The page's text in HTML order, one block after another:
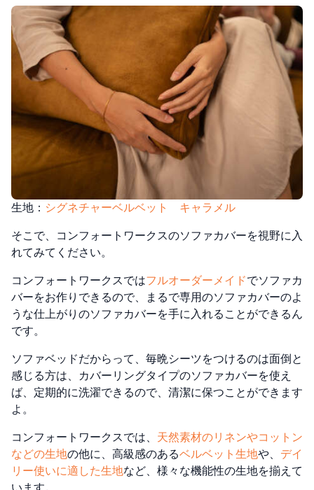
生地： シグネチャーベルベット キャラメル
そこで、コンフォートワークスのソファカバーを視野に入
れてみてください。
コンフォートワークスではフルオーダーメイドでソファカ
バーをお作りできるので、まるで専用のソファカバーのよ
うな仕上がりのソファカバーを手に入れることができるん
です。
ソファベッドだからって、毎晩シーツをつけるのは面倒と
感じる方は、カバーリングタイプのソファカバーを使え
ば、定期的に洗濯できるので、清潔に保つことができます
よ。
コンフォートワークスでは、 天然素材のリネンやコットン
などの生地の他に、高級感のあるベルベット生地や、 デイ
リー使いに適した生地など、様々な機能性の生地を揃えて